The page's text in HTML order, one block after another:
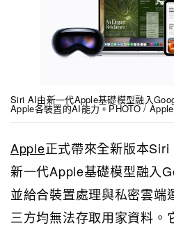
Siri AI由新一代Apple基礎模型融入
Apple各裝置的AI能力。PHOTO / Apple
Apple正式帶來全新版本
新一代Apple基礎模型融入
並給合裝置處理與私密雲端
三方均無法存取用家資料。